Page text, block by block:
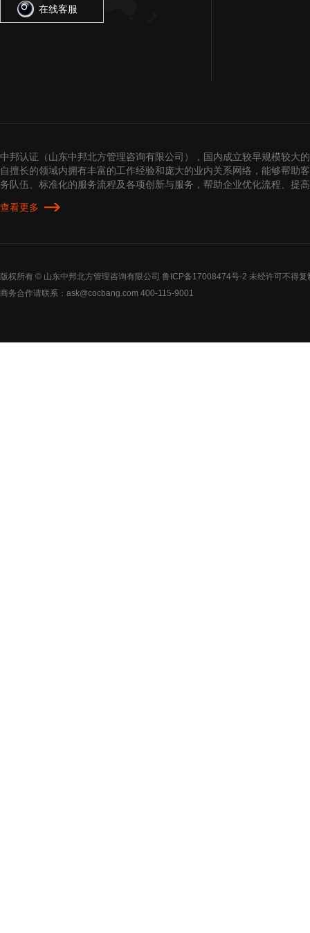
在线客服
中邦认证（山东中邦北方管理咨询有限公司），国内成立较早规模较大
自擅长的领域内拥有丰富的工作经验和庞大的业内关系网络，能够帮助
务队伍、标准化的服务流程及各项创新与服务，帮助企业优化流程、提
查看更多
版权所有 © 山东中邦北方管理咨询有限公司 鲁ICP备17008474号-2 未经许可不得复
商务合作请联系：ask@cocbang.com 400-115-9001